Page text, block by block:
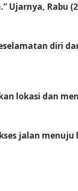
Ujarnya, Rabu
diri
lokasi dan
jalan